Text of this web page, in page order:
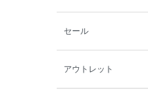
セール
アウトレット